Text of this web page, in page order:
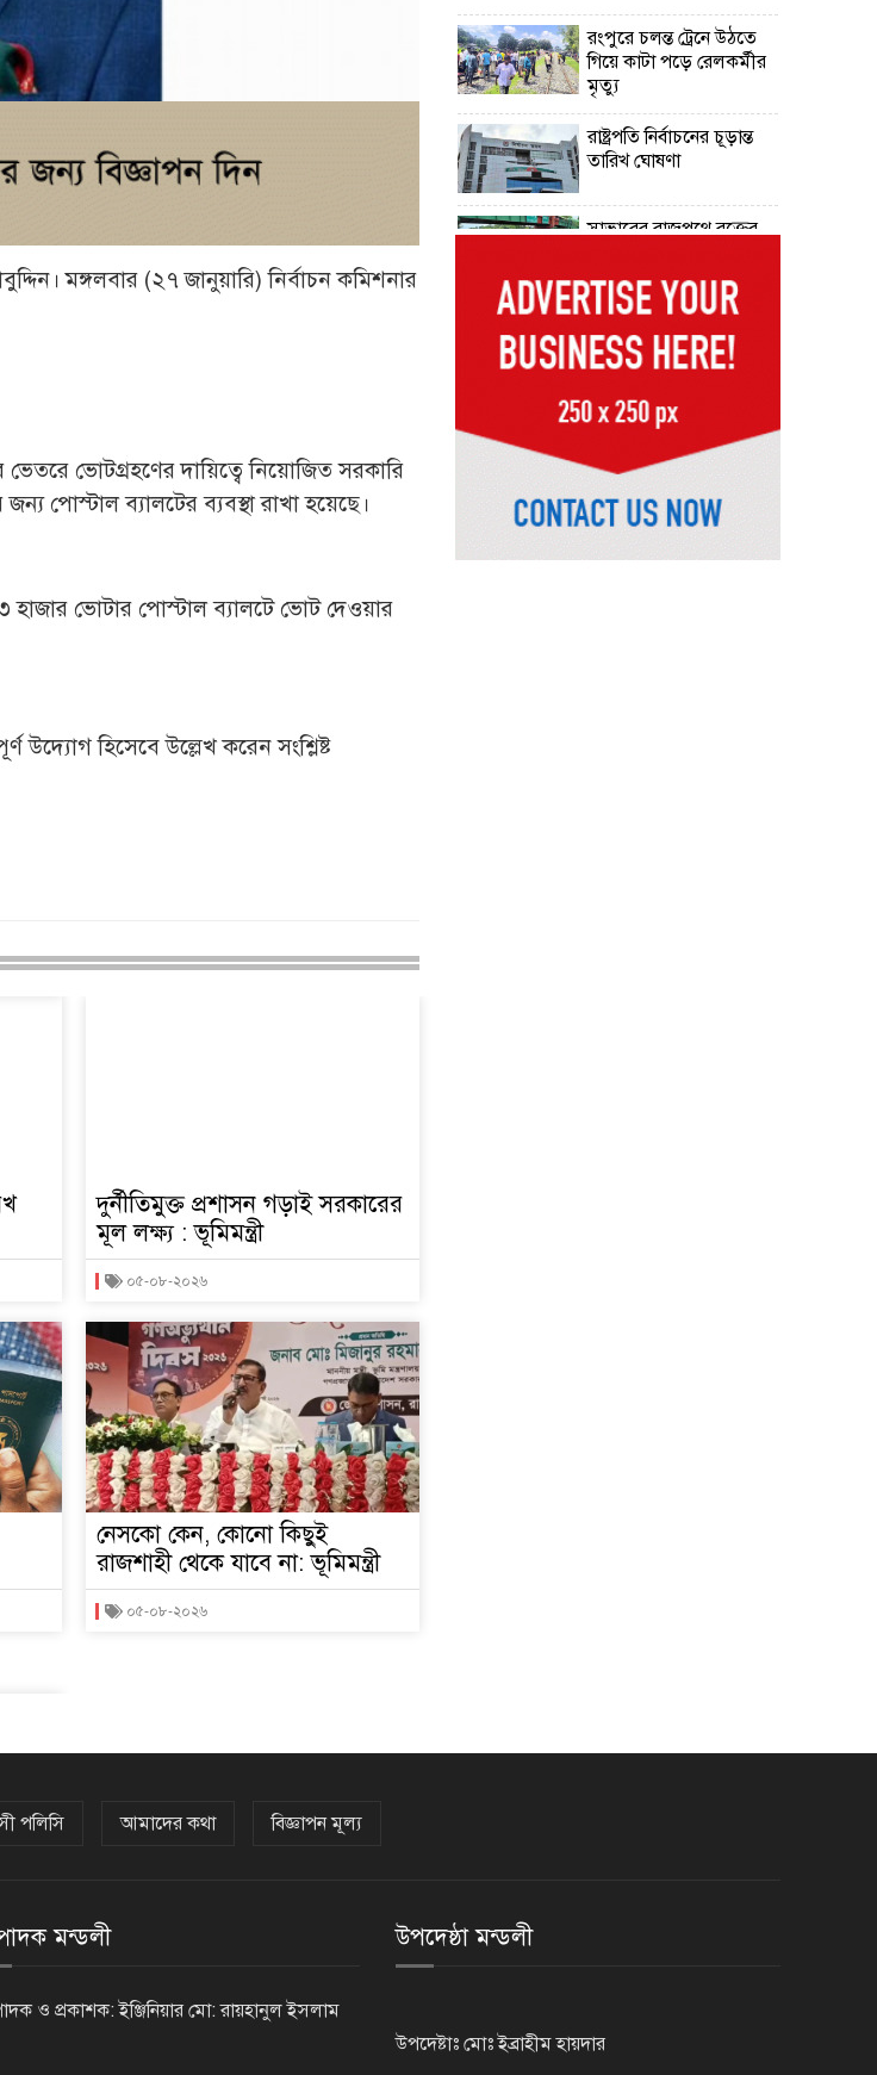
মঙ্গলবার (২৭ জানুয়ারি) নির্বাচন কমিশনার
ভেতরে ভোটগ্রহণের দায়িত্বে নিয়োজিত সরকারি
পোস্টাল ব্যালটের ব্যবস্থা রাখা হয়েছে।
হাজার ভোটার পোস্টাল ব্যালটে ভোট দেওয়ার
উদ্যোগ হিসেবে উল্লেখ করেন সংশ্লিষ্ট
দুর্নীতিমুক্ত প্রশাসন গড়াই সরকারের
মূল লক্ষ্য : ভূমিমন্ত্রী
০৫-০৮-২০২৬
নেসকো কেন, কোনো কিছুই
রাজশাহী থেকে যাবে না: ভূমিমন্ত্রী
০৫-০৮-২০২৬
রংপুরে চলন্ত ট্রেনে উঠতে
গিয়ে কাটা পড়ে রেলকর্মীর
মৃত্যু
রাষ্ট্রপতি নির্বাচনের চূড়ান্ত
তারিখ ঘোষণা
সাভারের রাজপথে রক্তের
আগস্ট
হাইকমিশনের সতর্কতা
জারি
দুর্নীতিমুক্ত প্রশাসন গড়াই
সরকারের মূল লক্ষ্য :
ভূমিমন্ত্রী
নেসকো কেন, কোনো কিছুই
রাজশাহী থেকে যাবে না:
পলিসি আমাদের কথা বিজ্ঞাপন মূল্য
মন্ডলী
ও প্রকাশক: ইঞ্জিনিয়ার মো: রায়হানুল ইসলাম
উপদেষ্ঠা মন্ডলী
উপদেষ্টাঃ মোঃ ইব্রাহীম হায়দার